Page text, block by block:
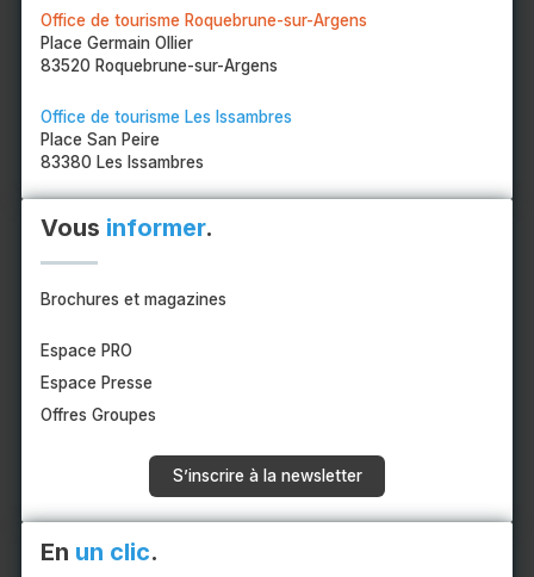
Office de tourisme Roquebrune-sur-Argens
Place Germain Ollier
83520 Roquebrune-sur-Argens
Office de tourisme Les Issambres
Place San Peire
83380 Les Issambres
Vous informer.
Brochures et magazines
Espace PRO
Espace Presse
Offres Groupes
S’inscrire à la newsletter
En un clic.